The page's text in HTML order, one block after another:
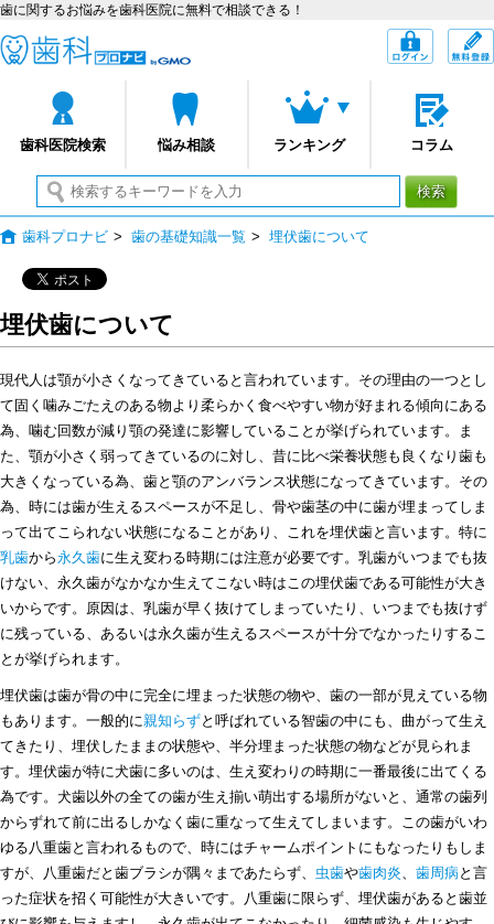
歯に関するお悩みを歯科医院に無料で相談できる！
歯科医院検索 悩み相談 ランキング コラム
ログイン
検索
歯科プロナビ > 歯の基礎知識一覧 > 埋伏歯について
埋伏歯について
現代人は顎が小さくなってきていると言われています。その理由の一つとし
て固く噛みごたえのある物より柔らかく食べやすい物が好まれる傾向にある
為、噛む回数が減り顎の発達に影響していることが挙げられています。ま
た、顎が小さく弱ってきているのに対し、昔に比べ栄養状態も良くなり歯も
大きくなっている為、歯と顎のアンバランス状態になってきています。その
為、時には歯が生えるスペースが不足し、骨や歯茎の中に歯が埋まってしま
って出てこられない状態になることがあり、これを埋伏歯と言います。特に
乳歯から永久歯に生え変わる時期には注意が必要です。乳歯がいつまでも抜
けない、永久歯がなかなか生えてこない時はこの埋伏歯である可能性が大き
いからです。原因は、乳歯が早く抜けてしまっていたり、いつまでも抜けず
に残っている、あるいは永久歯が生えるスペースが十分でなかったりするこ
とが挙げられます。
埋伏歯は歯が骨の中に完全に埋まった状態の物や、歯の一部が見えている物
もあります。一般的に親知らずと呼ばれている智歯の中にも、曲がって生え
てきたり、埋伏したままの状態や、半分埋まった状態の物などが見られま
す。埋伏歯が特に犬歯に多いのは、生え変わりの時期に一番最後に出てくる
為です。犬歯以外の全ての歯が生え揃い萌出する場所がないと、通常の歯列
からずれて前に出るしかなく歯に重なって生えてしまいます。この歯がいわ
ゆる八重歯と言われるもので、時にはチャームポイントにもなったりもしま
すが、八重歯だと歯ブラシが隅々まであたらず、 虫歯や歯肉炎、 歯周病 と言
った症状を招く可能性が大きいです。八重歯に限らず、埋伏歯があると歯並